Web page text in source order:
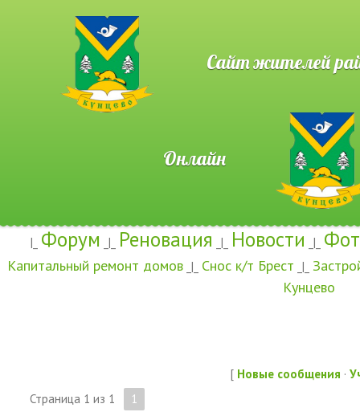
Сайт жителей
Онлайн
|_ Форум _|_ Реновация _|_ Новости _|_
Капитальный ремонт домов _|_ Снос к/т Брест _|_
Кунцево
[ Новые сообщения ·
Страница 1 из 1
1